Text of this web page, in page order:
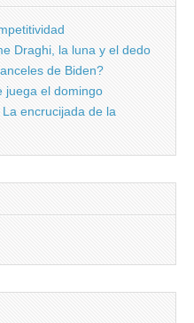
Draghi, la luna y el dedo
de Biden?
juega el domingo
La encrucijada de la